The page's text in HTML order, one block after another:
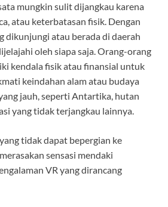
mungkin sulit dijangkau karena
atau keterbatasan fisik. Dengan
dikunjungi atau berada di daerah
oleh siapa saja. Orang-orang
kendala fisik atau finansial untuk
keindahan alam atau budaya
jauh, seperti Antartika, hutan
yang tidak terjangkau lainnya.
tidak dapat bepergian ke
sensasi mendaki
VR yang dirancang